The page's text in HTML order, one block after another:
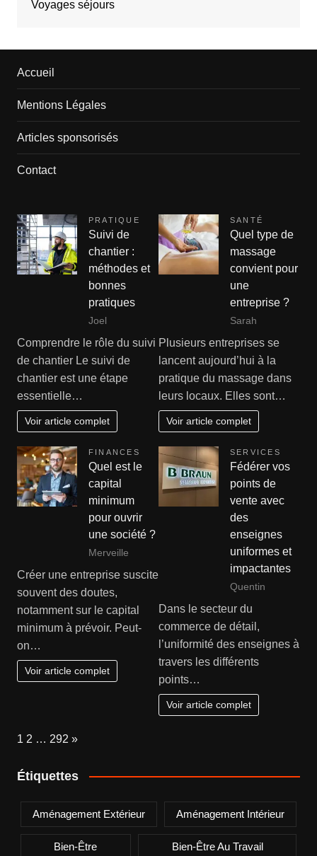
Voyages séjours
Accueil
Mentions Légales
Articles sponsorisés
Contact
PRATIQUE
Suivi de
chantier :
méthodes et
bonnes
pratiques
Joel
Comprendre le rôle du suivi
de chantier Le suivi de
chantier est une étape
essentielle…
Voir article complet
SANTÉ
Quel type de
massage
convient pour
une
entreprise ?
Sarah
Plusieurs entreprises se
lancent aujourd’hui à la
pratique du massage dans
leurs locaux. Elles sont…
Voir article complet
FINANCES
Quel est le
capital
minimum
pour ouvrir
une société ?
Merveille
Créer une entreprise suscite
souvent des doutes,
notamment sur le capital
minimum à prévoir. Peut-
on…
Voir article complet
SERVICES
Fédérer vos
points de
vente avec
des
enseignes
uniformes et
impactantes
Quentin
Dans le secteur du
commerce de détail,
l’uniformité des enseignes à
travers les différents
points…
Voir article complet
Page:
1 2 … 292 Next
»
Étiquettes
Aménagement Extérieur Aménagement Intérieur
Bien-Être Bien-Être Au Travail